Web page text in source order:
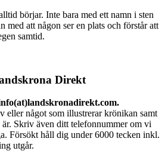
börjar. Inte bara med ett namn i sten
med att någon ser en plats och förstår att
samtid.
Direkt
eller något som illustrerar krönikan samt
Skriv även ditt telefonnummer om vi
Försökt håll dig under 6000 tecken inkl.
utgår.